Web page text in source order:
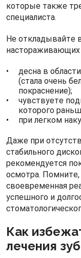
которые также
специалиста.
Не откладывайте
настораживающих
десна в
(стала очень
покраснение);
чувствуете
которого
при легком
Даже при
стабильного
рекомендуется
осмотра.
своевременная
успешного и
Как
лечения